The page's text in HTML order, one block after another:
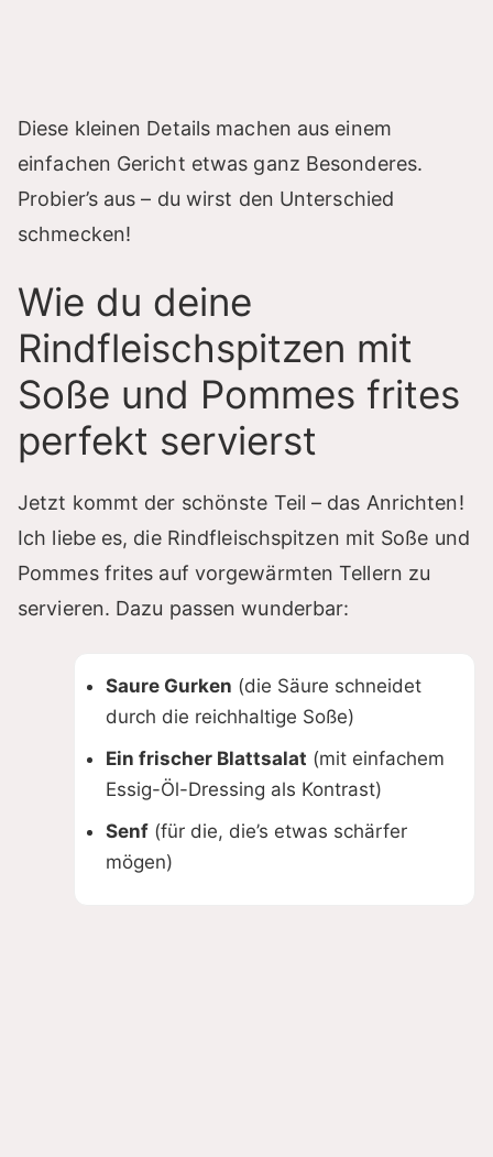
Diese kleinen Details machen aus einem
einfachen Gericht etwas ganz Besonderes.
Probier’s aus – du wirst den Unterschied
schmecken!
Wie du deine
Rindfleischspitzen mit
Soße und Pommes frites
perfekt servierst
Jetzt kommt der schönste Teil – das Anrichten!
Ich liebe es, die Rindfleischspitzen mit Soße und
Pommes frites auf vorgewärmten Tellern zu
servieren. Dazu passen wunderbar:
Saure Gurken (die Säure schneidet
durch die reichhaltige Soße)
Ein frischer Blattsalat (mit einfachem
Essig-Öl-Dressing als Kontrast)
Senf (für die, die’s etwas schärfer
mögen)